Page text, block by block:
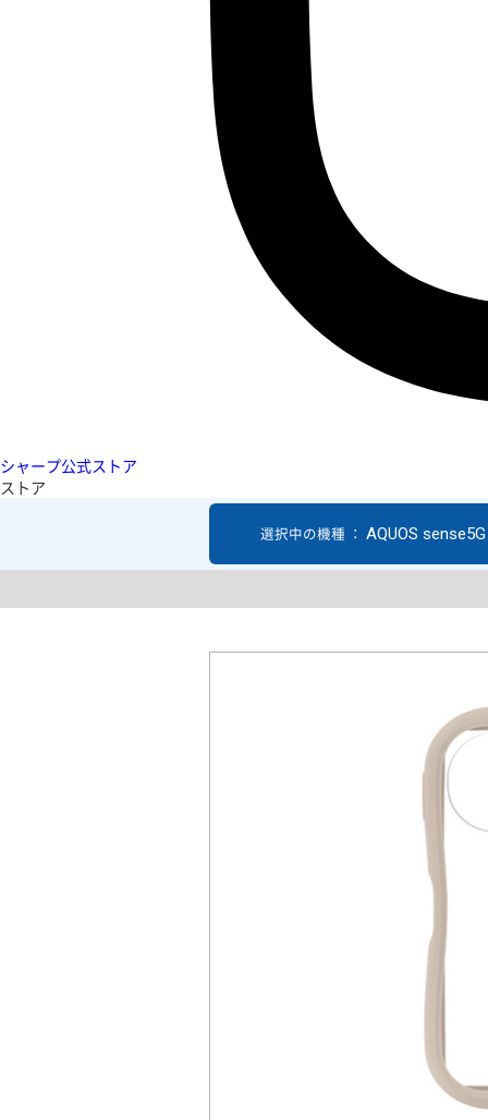
シャープ公式ストア
ストア
選択中の機種 ： AQUOS